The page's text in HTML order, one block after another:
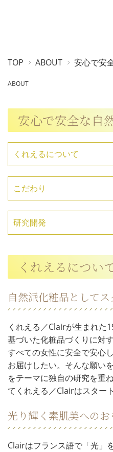
TOP ABOUT 安心で安
ABOUT
安心で安全な自
くれえるについて
こだわり
研究開発
くれえるについ
自然派化粧品としてス
くれえる／Clairが生まれた
基づいた化粧品づくりに対
すべての女性に安全で安心
お届けしたい。そんな願い
をテーマに独自の研究を重
てくれえる／Clairはスター
光り輝く素肌美へのお
Clairはフランス語で「光」